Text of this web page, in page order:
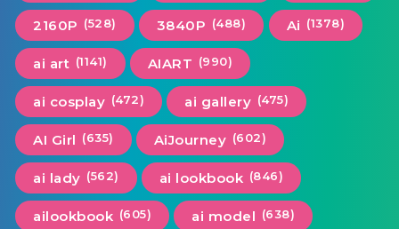
2160P (528) 3840P (488) Ai (1378)
ai art (1141) AIART (990)
ai cosplay (472) ai gallery (475)
AI Girl (635) AiJourney (602)
ai lady (562) ai lookbook (846)
ailookbook (605) ai model (638)